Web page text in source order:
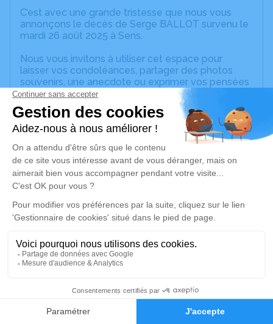
Faire-part Hommages
C’est avec une grande tristesse que nous vous
annonçons le décès de Serge BALLOT survenu le
mardi 26 août 2025 à Sens.
Nous vous invitons à utiliser cet espace pour
laisser vos condoléances, partager des photos
souvenirs, une anecdote ou exprimer vos pensées
à travers des poèmes ou des textes. Cet endroit
est un lieu d'expression dédié à honorer la
mémoire de Serge BALLOT.
Un service de plantation d’arbre hommage est
disponible ici.
Cérémonie civile
mercredi 03 septembre 2025 à 10h45
Cimetiere de Courtois-sur-Yonne
89100 Courtois-sur-Yonne